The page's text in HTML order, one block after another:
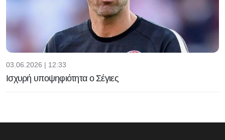
03.06.2026 | 12:33
Ισχυρή υποψηφιότητα ο Σέγιες